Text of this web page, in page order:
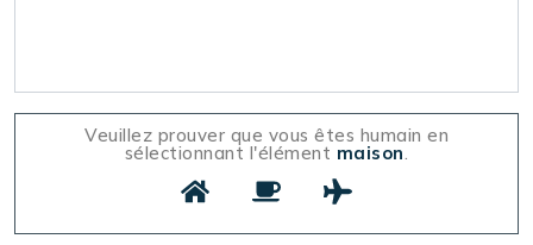
Veuillez prouver que vous êtes humain en
sélectionnant l'élément maison.